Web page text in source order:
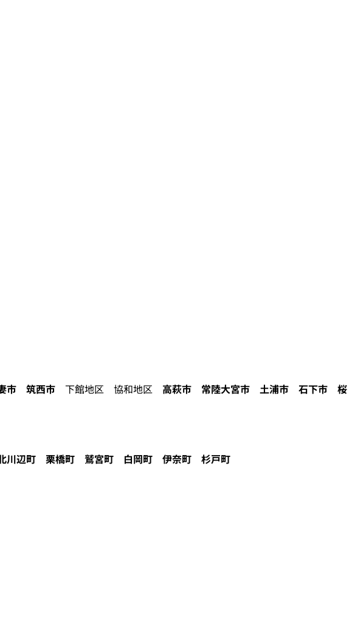
市 筑西市 下館地区 協和地区 高萩市 常陸大宮市 土浦市 石下市
桜
川辺町 栗橋町 鷲宮町 白岡町 伊奈町
杉戸町